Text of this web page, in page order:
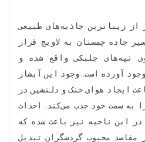
از زیباترین جاذبه‌های طبیعی
جاده چمستان به لاویج قرار
تپه‌های جلبکی واقع شده و
آورده است. وجود این آبشار
ایجاد هوای خنک و دلنشین در
به سمت خود جذب می‌کند. احداث
در این ناحیه نیز باعث شده که
مقاصد محبوب گردشگران تبدیل